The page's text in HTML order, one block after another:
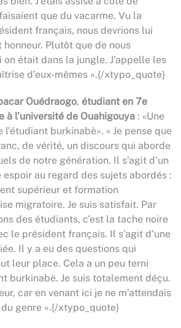
que du vacarme. Vu la
français, nous devrions lui
Plutôt que de nous
était dans la jungle. J’appelle les
d’eux-mêmes ».{/xtypo_quote}
Ouédraogo, étudiant en 7e
à l’université de Ouahigouya : «Une
l’étudiant burkinabè». « Je pense que
de vérité, un discours qui aborde
de notre génération. Il s’agit d’un
au regard des sujets abordés :
supérieur et formation
migratoire. Je suis satisfait. Par
des étudiants, c’est la tache noire
le président français. Il s’agit d’une
Il y a eu des questions qui
leur place. Cela a un peu terni
burkinabè. Je suis totalement déçu.
car en venant ici je ne m’attendais
genre ».{/xtypo_quote}